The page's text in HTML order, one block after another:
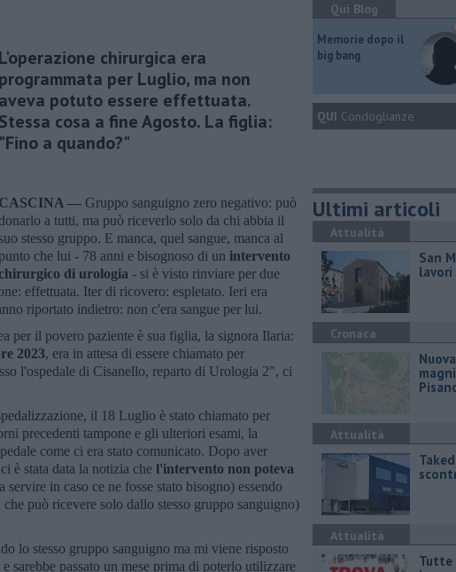
L'operazione chirurgica era
programmata per Luglio, ma non
aveva potuto essere effettuata.
Stessa cosa a fine Agosto. La figlia:
"Fino a quando?"
CASCINA — Gruppo sanguigno zero negativo: può
donarlo a tutti, ma può riceverlo solo da chi abbia il
suo stesso gruppo. E manca, quel sangue, manca al
punto che lui - 78 anni e bisognoso di un intervento
di urologia - si è visto rinviare per due
effettuata. Iter di ricovero: espletato. Ieri era
riportato indietro: non c'era sangue per lui.
per il povero paziente è sua figlia, la signora Ilaria:
2023, era in attesa di essere chiamato per
l'ospedale di Cisanello, reparto di Urologia 2", ci
il 18 Luglio è stato chiamato per
precedenti tampone e gli ulteriori esami, la
come ci era stato comunicato. Dopo aver
è stata data la notizia che l'intervento non poteva
servire in caso ce ne fosse stato bisogno) essendo
può ricevere solo dallo stesso gruppo sanguigno)
lo stesso gruppo sanguigno ma mi viene risposto
sarebbe passato un mese prima di poterlo utilizzare
Qui Blog
Memorie dopo il
big bang
QUI Condoglianze
Ultimi articoli
Attualità
San
Cronaca
Attualità
Attualità